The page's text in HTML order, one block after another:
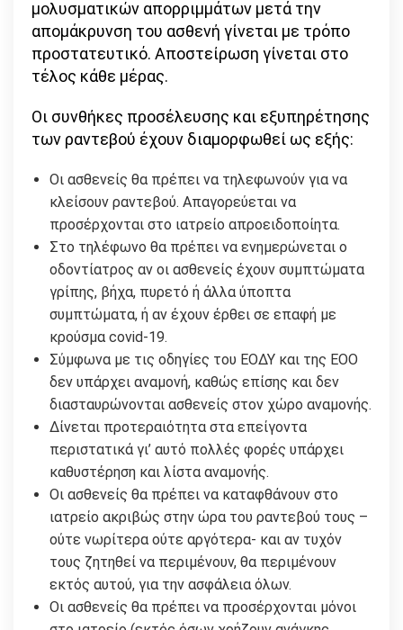
μολυσματικών απορριμμάτων μετά την
απομάκρυνση του ασθενή γίνεται με τρόπο
προστατευτικό. Αποστείρωση γίνεται στο
τέλος κάθε μέρας.
Οι συνθήκες προσέλευσης και εξυπηρέτησης
των ραντεβού έχουν διαμορφωθεί ως εξής:
Οι ασθενείς θα πρέπει να τηλεφωνούν για να
κλείσουν ραντεβού. Απαγορεύεται να
προσέρχονται στο ιατρείο απροειδοποίητα.
Στο τηλέφωνο θα πρέπει να ενημερώνεται ο
οδοντίατρος αν οι ασθενείς έχουν συμπτώματα
γρίπης, βήχα, πυρετό ή άλλα ύποπτα
συμπτώματα, ή αν έχουν έρθει σε επαφή με
κρούσμα covid-19.
Σύμφωνα με τις οδηγίες του ΕΟΔΥ και της ΕΟΟ
δεν υπάρχει αναμονή, καθώς επίσης και δεν
διασταυρώνονται ασθενείς στον χώρο αναμονής.
Δίνεται προτεραιότητα στα επείγοντα
περιστατικά γι’ αυτό πολλές φορές υπάρχει
καθυστέρηση και λίστα αναμονής.
Οι ασθενείς θα πρέπει να καταφθάνουν στο
ιατρείο ακριβώς στην ώρα του ραντεβού τους –
ούτε νωρίτερα ούτε αργότερα- και αν τυχόν
τους ζητηθεί να περιμένουν, θα περιμένουν
εκτός αυτού, για την ασφάλεια όλων.
Οι ασθενείς θα πρέπει να προσέρχονται μόνοι